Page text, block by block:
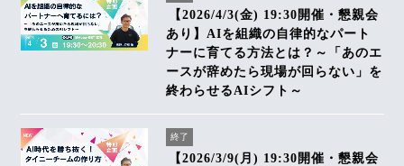
【2026/4/3(金) 19:30開催・懇親会
あり】AIを組織の自律的なパート
ナーに育てる方法とは？～「あのエ
ースが辞めたら現場が回らない」を
終わらせるAIシフト～
終了
【2026/3/9(月) 19:30開催・懇親会